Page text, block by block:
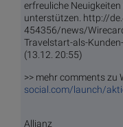
erfreuliche
unterstützen. http://
454356/news/
Travelstart-als-
(13.12. 20:55)
>> mehr comments zu
social.com/launch/
Allianz